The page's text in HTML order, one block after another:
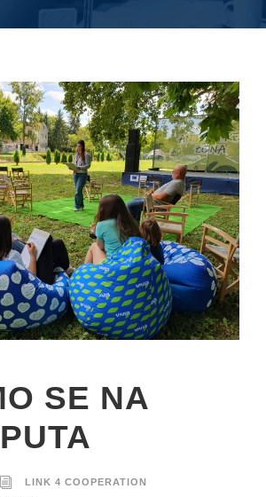
SE NA
LINK 4 COOPERATION